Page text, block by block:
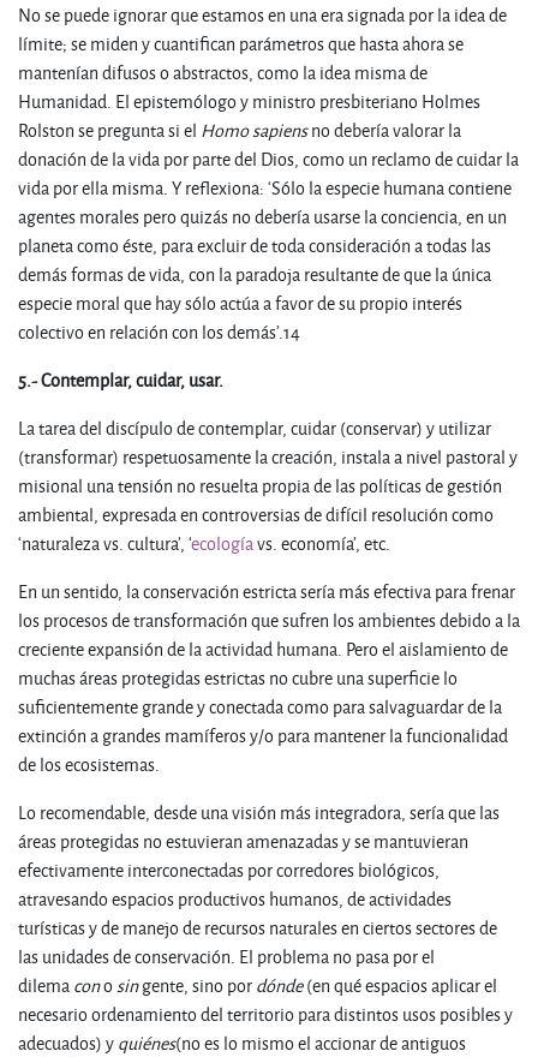
No se puede ignorar que estamos en una era signada por la idea de
límite; se miden y cuantifican parámetros que hasta ahora se
mantenían difusos o abstractos, como la idea misma de
Humanidad. El epistemólogo y ministro presbiteriano Holmes
Rolston se pregunta si el Homo sapiensno debería valorar la
donación de la vida por parte del Dios, como un reclamo de cuidar la
vida por ella misma. Y reflexiona: ‘Sólo la especie humana contiene
agentes morales pero quizás no debería usarse la conciencia, en un
planeta como éste, para excluir de toda consideración a todas las
demás formas de vida, con la paradoja resultante de que la única
especie moral que hay sólo actúa a favor de su propio interés
colectivo en relación con los demás’.14
5.- Contemplar, cuidar, usar.
La tarea del discípulo de contemplar, cuidar (conservar) y utilizar
(transformar) respetuosamente la creación, instala a nivel pastoral y
misional una tensión no resuelta propia de las políticas de gestión
ambiental, expresada en controversias de difícil resolución como
‘naturaleza vs. cultura’, ‘ecologíavs. economía’, etc.
En un sentido, la conservación estricta sería más efectiva para frenar
los procesos de transformación que sufren los ambientes debido a la
creciente expansión de la actividad humana. Pero el aislamiento de
muchas áreas protegidas estrictas no cubre una superficie lo
suficientemente grande y conectada como para salvaguardar de la
extinción a grandes mamíferos y/o para mantener la funcionalidad
de los ecosistemas.
Lo recomendable, desde una visión más integradora, sería que las
áreas protegidas no estuvieran amenazadas y se mantuvieran
efectivamente interconectadas por corredores biológicos,
atravesando espacios productivos humanos, de actividades
turísticas y de manejo de recursos naturales en ciertos sectores de
las unidades de conservación. El problema no pasa por el
dilemaconosingente, sino pordónde(en qué espacios aplicar el
necesario ordenamiento del territorio para distintos usos posibles y
adecuados) yquiénes(no es lo mismo el accionar de antiguos